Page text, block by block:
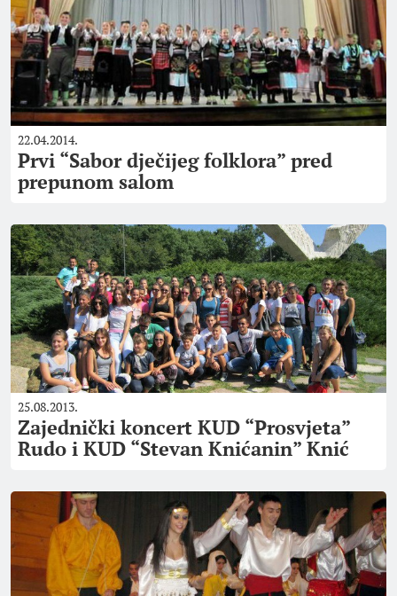
22.04.2014.
Prvi “Sabor dječijeg folklora” pred
prepunom salom
25.08.2013.
Zajednički koncert KUD “Prosvjeta”
Rudo i KUD “Stevan Knićanin” Knić